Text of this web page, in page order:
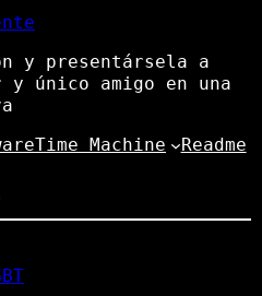
y presentársela a
único amigo en una
Time Machine Readme